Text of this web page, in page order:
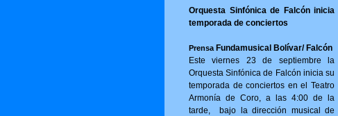
Orquesta Sinfónica de Falcón inicia
temporada de conciertos
PrensaFundamusical Bolívar/ Falcón
Este viernes 23 de septiembre la
Orquesta Sinfónica de Falcón inicia su
temporada de conciertos en el Teatro
Armonía de Coro, a las 4:00 de la
tarde, bajo la dirección musical de